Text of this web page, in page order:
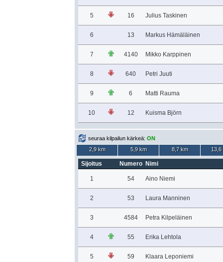
5 16 Julius Taskinen
6 13 Markus Hämäläinen
7 4140 Mikko Karppinen
8 640 Petri Juuti
9 6 Matti Rauma
10 12 Kuisma Björn
seuraa kilpailun kärkeä: ON
2,9 km
5,9 km 8,7 km 13,6
Sijoitus Numero Nimi
1 54 Aino Niemi
2 53 Laura Manninen
3 4584 Petra Kilpeläinen
4 55 Erika Lehtola
5 59 Klaara Leponiemi